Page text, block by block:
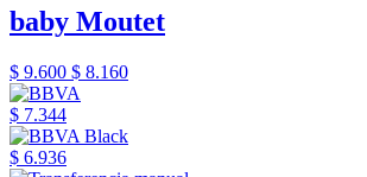
baby Moutet
$ 9.600 $ 8.160
$ 7.344
$ 6.936